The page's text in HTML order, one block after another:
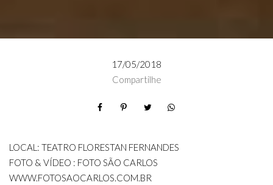
17/05/2018
Compartilhe
LOCAL: TEATRO FLORESTAN FERNANDES
FOTO & VÍDEO : FOTO SÃO CARLOS
WWW.FOTOSAOCARLOS.COM.BR